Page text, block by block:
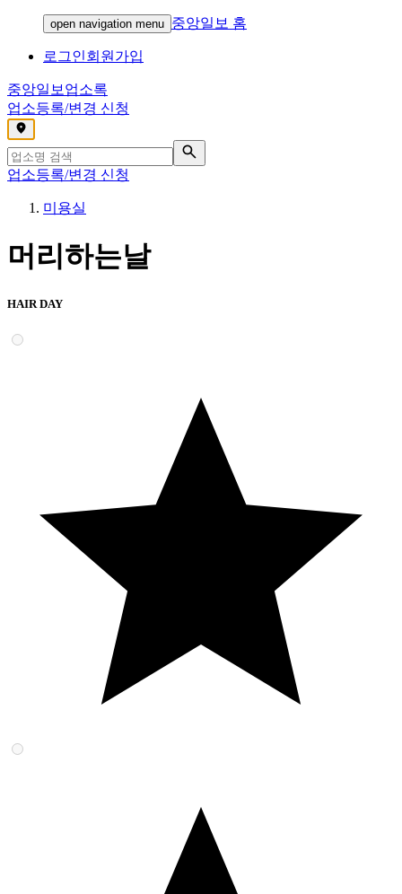
open navigation menu 중앙일보 홈
로그인회원가입
중앙일보 업소록
업소등록/변경 신청
,
업소등록/변경 신청
미용실
머리하는날
HAIR DAY